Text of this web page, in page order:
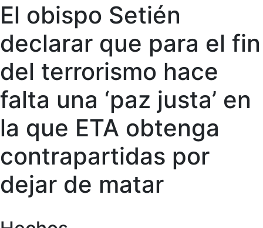
El obispo Setién
declarar que para el fin
del terrorismo hace
falta una ‘paz justa’ en
la que ETA obtenga
contrapartidas por
dejar de matar